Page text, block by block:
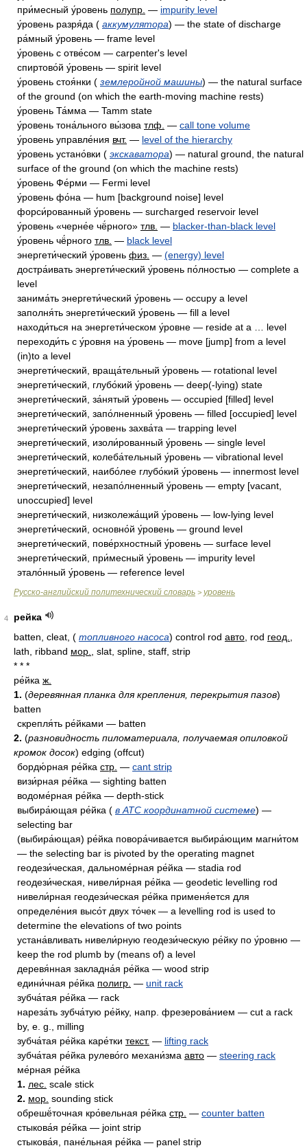
при́месный у́ровень полупр. — impurity level
у́ровень разря́да ( аккумулятора) — the state of discharge
ра́мный у́ровень — frame level
у́ровень с отве́сом — carpenter's level
спиртово́й у́ровень — spirit level
у́ровень стоя́нки ( землеройной машины) — the natural surface
of the ground (on which the earth-moving machine rests)
у́ровень Та́мма — Tamm state
у́ровень тона́льного вы́зова тлф. — call tone volume
у́ровень управле́ния вчт. — level of the hierarchy
у́ровень устано́вки ( экскаватора) — natural ground, the natural
surface of the ground (on which the machine rests)
у́ровень Фе́рми — Fermi level
у́ровень фо́на — hum [background noise] level
форси́рованный у́ровень — surcharged reservoir level
у́ровень «черне́е чё́рного» тлв. — blacker-than-black level
у́ровень чё́рного тлв. — black level
энергети́ческий у́ровень физ. — (energy) level
достра́ивать энергети́ческий у́ровень по́лностью — complete a
level
занима́ть энергети́ческий у́ровень — occupy a level
заполня́ть энергети́ческий у́ровень — fill a level
находи́ться на энергети́ческом у́ровне — reside at a … level
переходи́ть с у́ровня на у́ровень — move [jump] from a level
(in)to a level
энергети́ческий, враща́тельный у́ровень — rotational level
энергети́ческий, глубо́кий у́ровень — deep(-lying) state
энергети́ческий, за́нятый у́ровень — occupied [filled] level
энергети́ческий, запо́лненный у́ровень — filled [occupied] level
энергети́ческий у́ровень захва́та — trapping level
энергети́ческий, изоли́рованный у́ровень — single level
энергети́ческий, колеба́тельный у́ровень — vibrational level
энергети́ческий, наибо́лее глубо́кий у́ровень — innermost level
энергети́ческий, незапо́лненный у́ровень — empty [vacant,
unoccupied] level
энергети́ческий, низколежа́щий у́ровень — low-lying level
энергети́ческий, основно́й у́ровень — ground level
энергети́ческий, пове́рхностный у́ровень — surface level
энергети́ческий, при́месный у́ровень — impurity level
этало́нный у́ровень — reference level
Русско-английский политехнический словарь > уровень
4
рейка
batten, cleat, ( топливного насоса) control rod авто , rod геод.
lath, ribband мор.
, slat, spline, staff, strip
* * *
ре́йка ж.
1. (деревянная планка для крепления, перекрытия пазов)
batten
скрепля́ть ре́йками — batten
2. (разновидность пиломатериала, получаемая опиловкой
кромок досок) edging (offcut)
бордю́рная ре́йка стр. — cant strip
визи́рная ре́йка — sighting batten
водоме́рная ре́йка — depth-stick
выбира́ющая ре́йка ( в АТС координатной системе) —
selecting bar
(выбира́ющая) ре́йка повора́чивается выбира́ющим магни́том
— the selecting bar is pivoted by the operating magnet
геодези́ческая, дальноме́рная ре́йка — stadia rod
геодези́ческая, нивели́рная ре́йка — geodetic levelling rod
нивели́рная геодези́ческая ре́йка применя́ется для
определе́ния высо́т двух то́чек — a levelling rod is used to
determine the elevations of two points
устана́вливать нивели́рную геодези́ческую ре́йку по у́ровню —
keep the rod plumb by (means of) a level
деревя́нная закладна́я ре́йка — wood strip
едини́чная ре́йка полигр. — unit rack
зубча́тая ре́йка — rack
нареза́ть зубча́тую ре́йку, напр. фрезерова́нием — cut a rack
by, e. g., milling
зубча́тая ре́йка каре́тки текст. — lifting rack
зубча́тая ре́йка рулево́го механи́зма авто — steering rack
ме́рная ре́йка
1. лес. scale stick
2. мор. sounding stick
обрешё́точная кро́вельная ре́йка стр. — counter batten
стыкова́я ре́йка — joint strip
стыкова́я, пане́льная ре́йка — panel strip